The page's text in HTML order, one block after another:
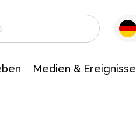
Medien & Ereignisse